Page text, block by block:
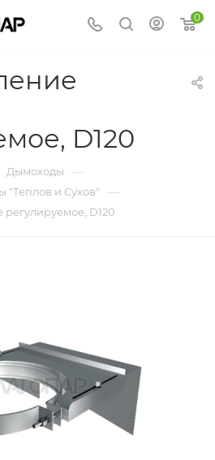
0
D120
Дымоходы —
и Сухов" —
D120